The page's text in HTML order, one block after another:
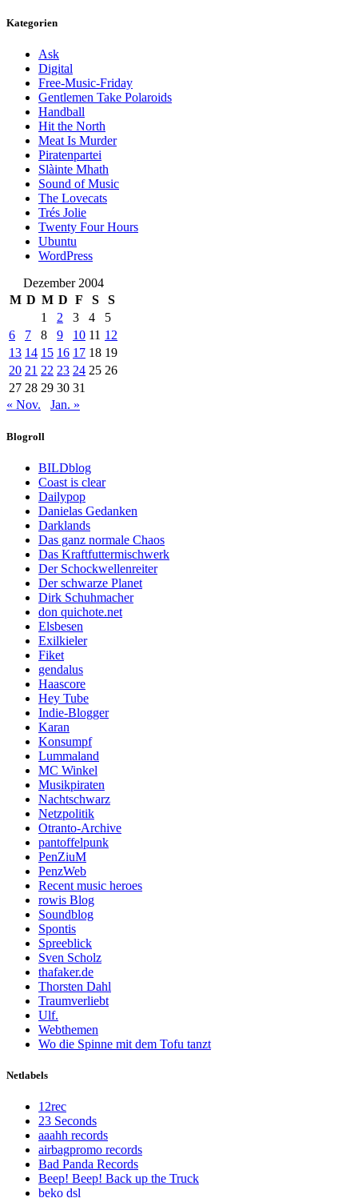
Kategorien
Ask
Digital
Free-Music-Friday
Gentlemen Take Polaroids
Handball
Hit the North
Meat Is Murder
Piratenpartei
Slàinte Mhath
Sound of Music
The Lovecats
Trés Jolie
Twenty Four Hours
Ubuntu
WordPress
Dezember 2004
M D M D F S
S
1
2 3 4
5
6
7 8 9 10 11 12
13 14 15 16 17 18 19
20 21 22 23 24 25 26
27 28 29 30 31
« Nov.
Jan. »
Blogroll
BILDblog
Coast is clear
Dailypop
Danielas Gedanken
Darklands
Das ganz normale Chaos
Das Kraftfuttermischwerk
Der Schockwellenreiter
Der schwarze Planet
Dirk Schuhmacher
don quichote.net
Elsbesen
Exilkieler
Fiket
gendalus
Haascore
Hey Tube
Indie-Blogger
Karan
Konsumpf
Lummaland
MC Winkel
Musikpiraten
Nachtschwarz
Netzpolitik
Otranto-Archive
pantoffelpunk
PenZiuM
PenzWeb
Recent music heroes
rowis Blog
Soundblog
Spontis
Spreeblick
Sven Scholz
thafaker.de
Thorsten Dahl
Traumverliebt
Ulf.
Webthemen
Wo die Spinne mit dem Tofu tanzt
Netlabels
12rec
23 Seconds
aaahh records
airbagpromo records
Bad Panda Records
Beep! Beep! Back up the Truck
beko dsl